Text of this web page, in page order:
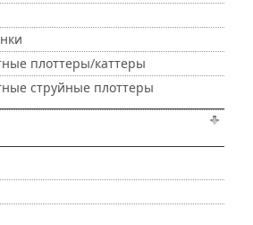
плоттеры/каттеры
струйные плоттеры